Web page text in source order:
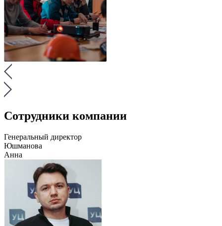
Сотрудники компании
Генеральный директор
Юшманова
Анна